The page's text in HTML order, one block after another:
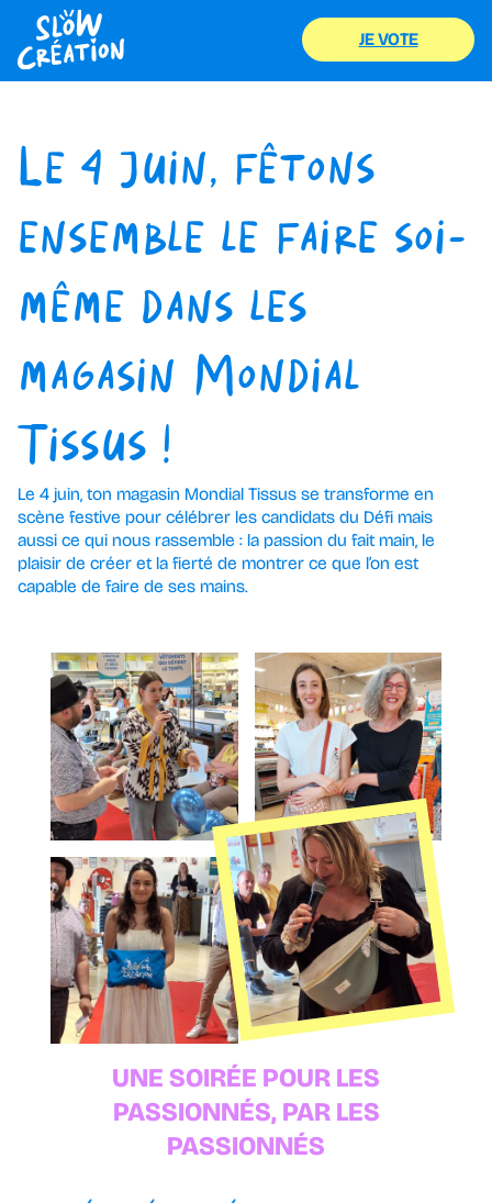
JE VOTE
Le 4 juin, fêtons
ensemble le faire soi-
même dans les
magasin Mondial
Tissus !
Le 4 juin, ton magasin Mondial Tissus se transforme en
scène festive pour célébrer les candidats du Défi mais
aussi ce qui nous rassemble : la passion du fait main, le
plaisir de créer et la fierté de montrer ce que l’on est
capable de faire de ses mains.
UNE SOIRÉE POUR LES
PASSIONNÉS, PAR LES
PASSIONNÉS